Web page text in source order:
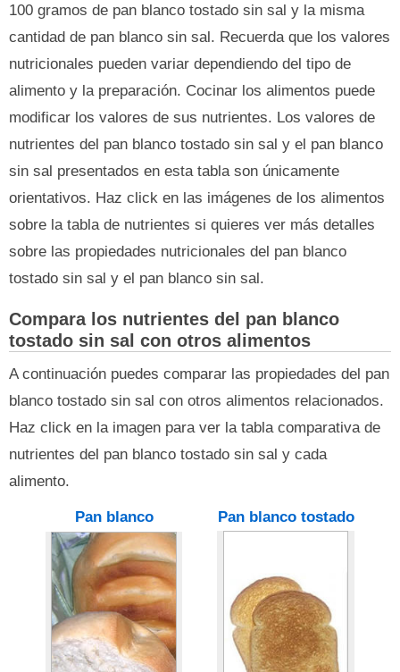
100 gramos de pan blanco tostado sin sal y la misma
cantidad de pan blanco sin sal. Recuerda que los valores
nutricionales pueden variar dependiendo del tipo de
alimento y la preparación. Cocinar los alimentos puede
modificar los valores de sus nutrientes. Los valores de
nutrientes del pan blanco tostado sin sal y el pan blanco
sin sal presentados en esta tabla son únicamente
orientativos. Haz click en las imágenes de los alimentos
sobre la tabla de nutrientes si quieres ver más detalles
sobre las propiedades nutricionales del pan blanco
tostado sin sal y el pan blanco sin sal.
Compara los nutrientes del pan blanco
tostado sin sal con otros alimentos
A continuación puedes comparar las propiedades del pan
blanco tostado sin sal con otros alimentos relacionados.
Haz click en la imagen para ver la tabla comparativa de
nutrientes del pan blanco tostado sin sal y cada
alimento.
Pan blanco Pan blanco tostado